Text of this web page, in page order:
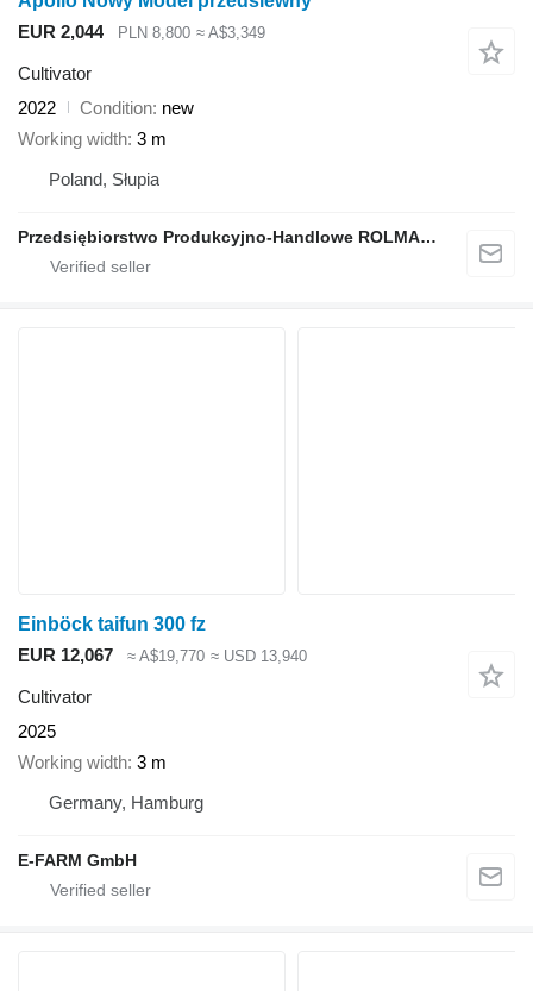
EUR 2,044
PLN 8,800 ≈ A$3,349
Cultivator
2022
Condition new
Working width 3 m
Poland, Słupia
Przedsiębiorstwo Produkcyjno-Handlowe ROLMAPOL Marcin Dziekan
Einböck taifun 300 fz
EUR 12,067
≈ A$19,770 ≈ USD 13,940
Cultivator
2025
Working width 3 m
Germany, Hamburg
E-FARM GmbH